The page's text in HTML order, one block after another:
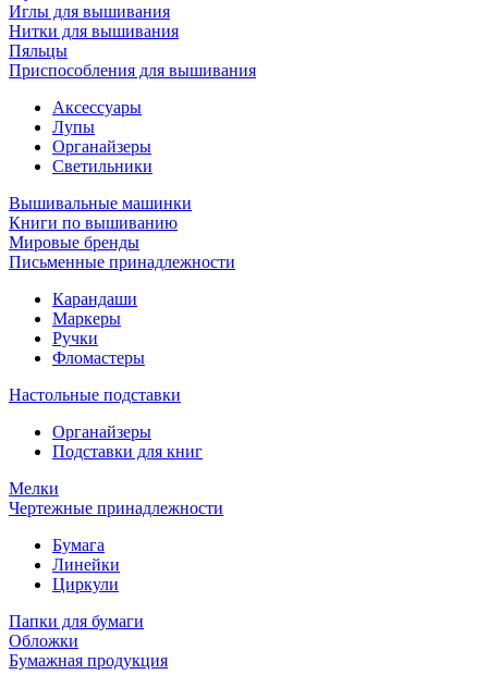
Иглы для вышивания
Нитки для вышивания
Пяльцы
Приспособления для вышивания
Аксессуары
Лупы
Органайзеры
Светильники
Вышивальные машинки
Книги по вышиванию
Мировые бренды
Письменные принадлежности
Карандаши
Маркеры
Ручки
Фломастеры
Настольные подставки
Органайзеры
Подставки для книг
Мелки
Чертежные принадлежности
Бумага
Линейки
Циркули
Папки для бумаги
Обложки
Бумажная продукция